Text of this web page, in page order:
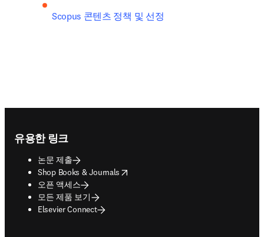
Scopus 콘텐츠 정책 및 선정
유용한 링크
논문 제출
Shop Books & Journals
opens in new tab/window
오픈 액세스
모든 제품 보기
Elsevier Connect